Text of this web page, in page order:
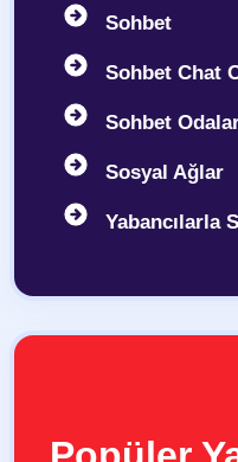
Sohbet
Sohbet Chat
Sohbet
Sosyal Ağlar
Yabancılarla